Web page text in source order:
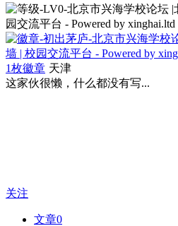
1枚徽章 天津
这家伙很懒，什么都没有写...
关注
文章0